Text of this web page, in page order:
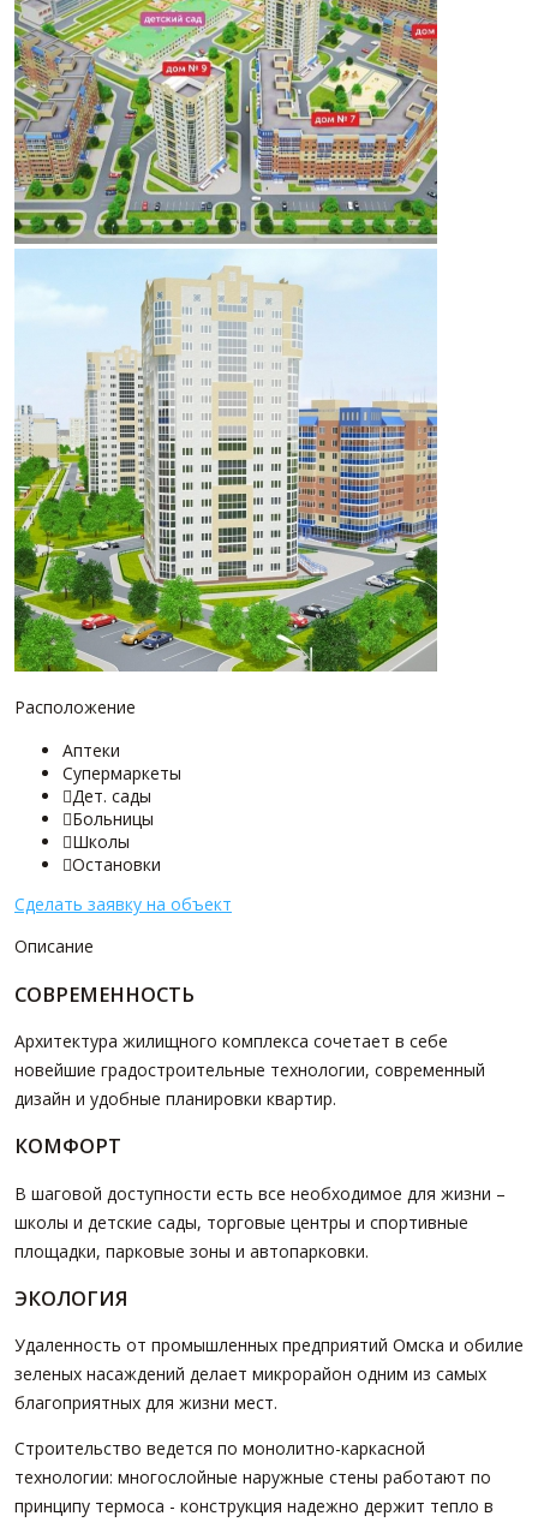
Расположение
Аптеки
Супермаркеты
Дет. сады
Больницы
Школы
Остановки
Сделать заявку на объект
Описание
СОВРЕМЕННОСТЬ
Архитектура жилищного комплекса сочетает в себе
новейшие градостроительные технологии, современный
дизайн и удобные планировки квартир.
КОМФОРТ
В шаговой доступности есть все необходимое для жизни –
школы и детские сады, торговые центры и спортивные
площадки, парковые зоны и автопарковки.
ЭКОЛОГИЯ
Удаленность от промышленных предприятий Омска и обилие
зеленых насаждений делает микрорайон одним из самых
благоприятных для жизни мест.
Строительство ведется по монолитно-каркасной
технологии: многослойные наружные стены работают по
принципу термоса - конструкция надежно держит тепло в